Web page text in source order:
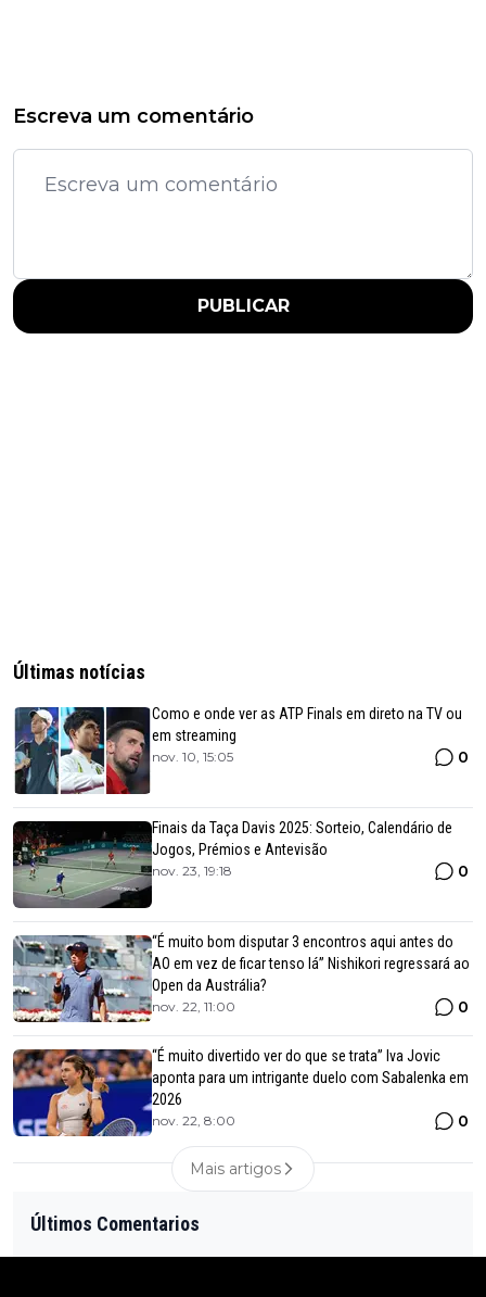
Escreva um comentário
PUBLICAR
Últimas notícias
Como e onde ver as ATP Finals em direto na TV ou
em streaming
nov. 10, 15:05 0
Finais da Taça Davis 2025: Sorteio, Calendário de
Jogos, Prémios e Antevisão
nov. 23, 19:18 0
“É muito bom disputar 3 encontros aqui antes do
AO em vez de ficar tenso lá” Nishikori regressará ao
Open da Austrália?
nov. 22, 11:00 0
“É muito divertido ver do que se trata” Iva Jovic
aponta para um intrigante duelo com Sabalenka em
2026
nov. 22, 8:00 0
Mais artigos
Últimos Comentarios